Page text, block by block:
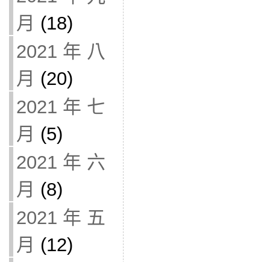
月 (18)
2021 年 八
月 (20)
2021 年 七
月 (5)
2021 年 六
月 (8)
2021 年 五
月 (12)